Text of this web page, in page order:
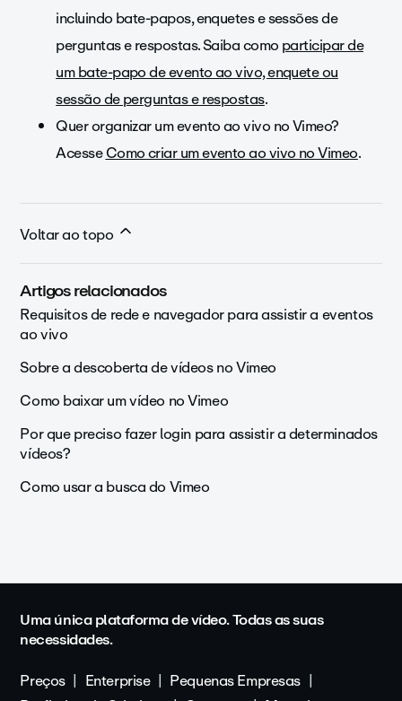
incluindo bate-papos, enquetes e sessões de
perguntas e respostas. Saiba comoparticipar de
um bate-papo de evento ao vivo, enquete ou
sessão de perguntas e respostas.
Quer organizar um evento ao vivo no Vimeo?
AcesseComo criar um evento ao vivo no Vimeo.
Voltar ao topo
Artigos relacionados
Requisitos de rede e navegador para assistir a eventos
ao vivo
Sobre a descoberta de vídeos no Vimeo
Como baixar um vídeo no Vimeo
Por que preciso fazer login para assistir a determinados
vídeos?
Como usar a busca do Vimeo
Uma única plataforma de vídeo. Todas as suas
necessidades.
Preços
Enterprise
Pequenas Empresas